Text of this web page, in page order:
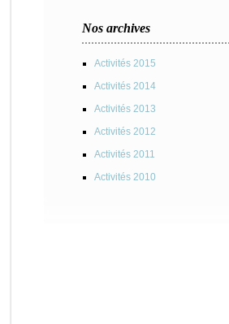
Nos archives
Activités 2015
Activités 2014
Activités 2013
Activités 2012
Activités 2011
Activités 2010